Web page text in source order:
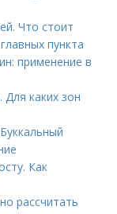
Что стоит
пункта
применение в
каких зон
Как
рассчитать